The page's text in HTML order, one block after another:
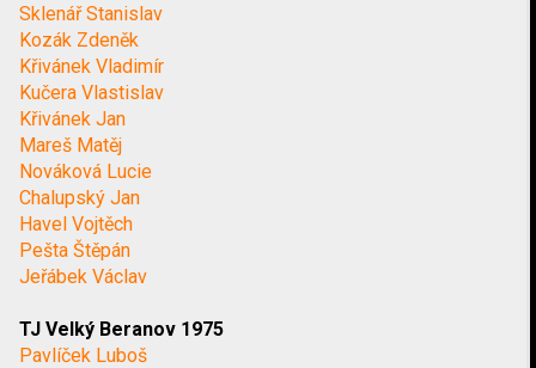
Sklenář Stanislav
Kozák Zdeněk
Křivánek Vladimír
Kučera Vlastislav
Křivánek Jan
Mareš Matěj
Nováková Lucie
Chalupský Jan
Havel Vojtěch
Pešta Štěpán
Jeřábek Václav
TJ Velký Beranov 1975
Pavlíček Luboš